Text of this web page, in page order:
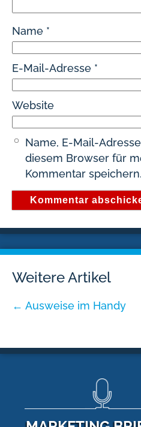
Name *
E-Mail-Adresse *
Website
Name, E-Mail-
diesem Browser für
Kommentar speichern.
Weitere Artikel
← Ausweise im Handy